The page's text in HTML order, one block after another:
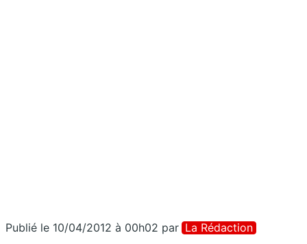
Publié le 10/04/2012 à 00h02 par La Rédaction